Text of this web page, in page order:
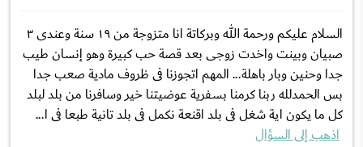
السلام عليكم ورحمة الله وبركاتة انا متزوجة من ١٩ سنة وعندى ٣
صبيان وبينت واخدت زوجى بعد قصة حب كبيرة وهو إنسان طيب
جدا وحنين وبار باهلة... المهم اتجوزنا فى ظروف مادية صعب جدا
بس الحمدلله ربنا كرمنا بسفرية عوضيتنا خير وسافرنا من بلد لبلد
كل ما يكون اية شغل فى بلد اقنعة نكمل فى بلد تانية طبعا فى ا...
اذهب إلى السؤال